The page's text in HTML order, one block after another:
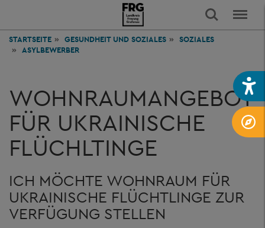
STARTSEITE GESUNDHEIT UND SOZIALES
SOZIALES
ASYLBEWERBER
WOHNRAUMANGEBOT
FÜR UKRAINISCHE
FLÜCHLTINGE
ICH MÖCHTE WOHNRAUM FÜR
UKRAINISCHE FLÜCHTLINGE ZUR
VERFÜGUNG STELLEN